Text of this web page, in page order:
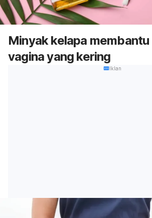
Minyak kelapa
vagina yang kering
Iklan